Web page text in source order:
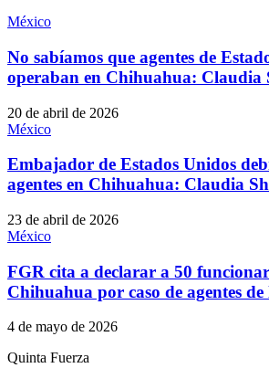
México
No sabíamos que agentes de
operaban en Chihuahua: Claudia
20 de abril de 2026
México
Embajador de Estados Unidos
agentes en Chihuahua: Claudia
23 de abril de 2026
México
FGR cita a declarar a 50
Chihuahua por caso de agentes
4 de mayo de 2026
Quinta Fuerza